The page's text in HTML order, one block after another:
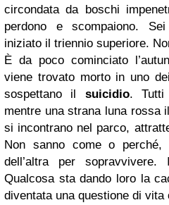
circondata da boschi
perdono e scompaiono.
iniziato il triennio superiore.
È da poco cominciato
viene trovato morto in uno
sospettano il suicidio. Tutti
mentre una strana luna rossa
si incontrano nel parco,
Non sanno come o perché,
dell’altra per
Qualcosa sta dando loro la
diventata una questione di